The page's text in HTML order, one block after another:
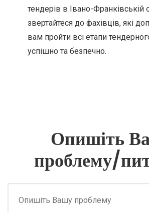
тендерів в Івано-Франківській
звертайтеся до фахівців, які
вам пройти всі етапи
успішно та безпечно.
Опишіть
проблему/